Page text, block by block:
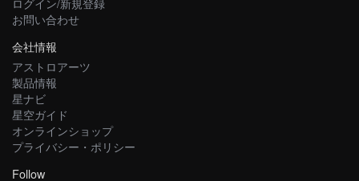
お問い合わせ
会社情報
アストロアーツ
製品情報
星ナビ
星空ガイド
オンラインショップ
プライバシー・ポリシー
Follow